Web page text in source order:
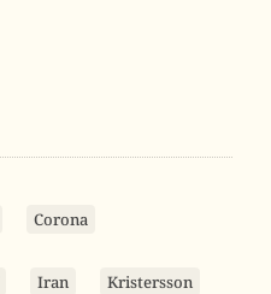
Corona
Iran Kristersson